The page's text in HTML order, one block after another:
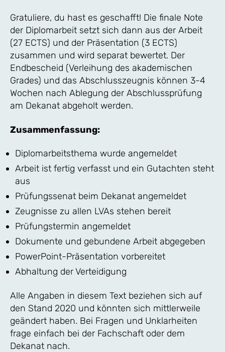
Gratuliere, du hast es geschafft! Die finale Note
der Diplomarbeit setzt sich dann aus der Arbeit
(27 ECTS) und der Präsentation (3 ECTS)
zusammen und wird separat bewertet. Der
Endbescheid (Verleihung des akademischen
Grades) und das Abschlusszeugnis können 3-4
Wochen nach Ablegung der Abschlussprüfung
am Dekanat abgeholt werden.
Zusammenfassung:
Diplomarbeitsthema wurde angemeldet
Arbeit ist fertig verfasst und ein Gutachten steht
aus
Prüfungssenat beim Dekanat angemeldet
Zeugnisse zu allen LVAs stehen bereit
Prüfungstermin angemeldet
Dokumente und gebundene Arbeit abgegeben
PowerPoint-Präsentation vorbereitet
Abhaltung der Verteidigung
Alle Angaben in diesem Text beziehen sich auf
den Stand 2020 und könnten sich mittlerweile
geändert haben. Bei Fragen und Unklarheiten
frage einfach bei der Fachschaft oder dem
Dekanat nach.